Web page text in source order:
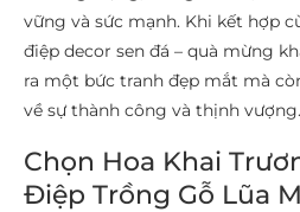
vững và sức mạnh. Khi kết hợp
điệp decor sen đá – quà mừng
ra một bức tranh đẹp mắt mà
về sự thành công và thịnh vượng.
Chọn Hoa Khai
Điệp Trồng Gỗ Lũa